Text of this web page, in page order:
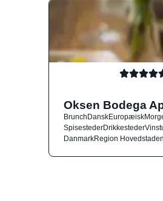
Oksen Bodega
BrunchDanskEuropæisk
SpisestederDrikkesteder
DanmarkRegion Hovedstaden